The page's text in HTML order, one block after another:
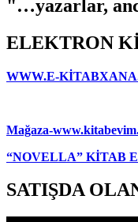
"…yazarlar,
ELEKTRON
WWW.E-
Mağaza-
“NOVELLA” KİTAB
SATIŞDA